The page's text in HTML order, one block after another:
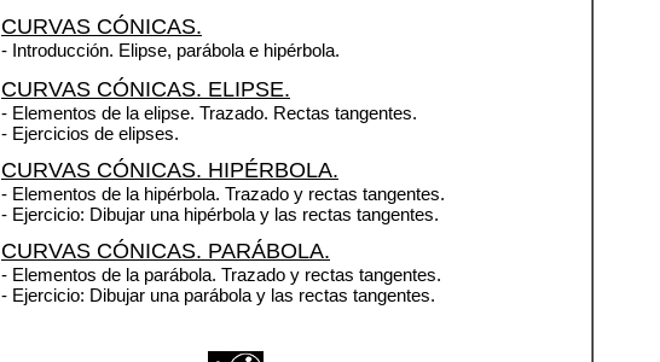
CURVAS CÓNICAS.
- Introducción. Elipse, parábola e hipérbola.
CURVAS CÓNICAS. ELIPSE.
- Elementos de la elipse. Trazado. Rectas tangentes.
- Ejercicios de elipses.
CURVAS CÓNICAS. HIPÉRBOLA.
- Elementos de la hipérbola. Trazado y rectas tangentes.
- Ejercicio: Dibujar una hipérbola y las rectas tangentes.
CURVAS CÓNICAS. PARÁBOLA.
- Elementos de la parábola. Trazado y rectas tangentes.
- Ejercicio: Dibujar una parábola y las rectas tangentes.